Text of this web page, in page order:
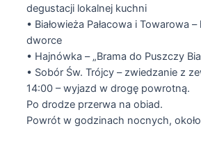
degustacji lokalnej kuchni
• Białowieża Pałacowa i Towarowa
dworce
• Hajnówka – „Brama do Puszczy
• Sobór Św. Trójcy – zwiedzanie z
14:00 – wyjazd w drogę powrotną.
Po drodze przerwa na obiad.
Powrót w godzinach nocnych,